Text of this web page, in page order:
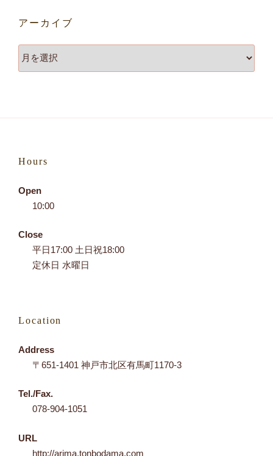
アーカイブ
ア
Hours
Open
10:00
Close
平日17:00 土日祝18:00
定休日 水曜日
Location
Address
〒651-1401 神戸市北区有馬町1170-3
Tel./Fax.
078-904-1051
URL
http://arima.tonbodama.com